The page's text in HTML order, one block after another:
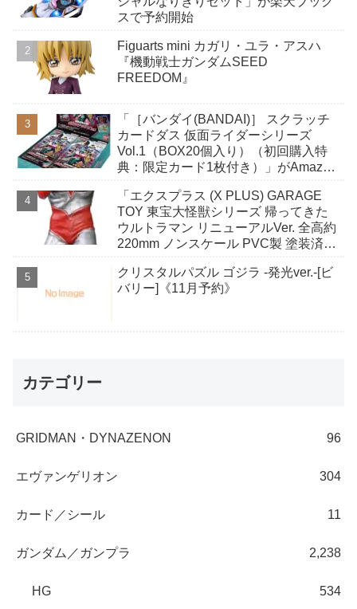
スで予約開始
Figuarts mini カガリ・ユラ・アスハ
『機動戦士ガンダムSEED
FREEDOM』
「［バンダイ(BANDAI)］ スクラッチ
カードダス 仮面ライダーシリーズ
Vol.1（BOX20個入り）（初回購入特
典：限定カード1枚付き）」がAmazon
「エクスプラス (X PLUS) GARAGE
TOY 東宝大怪獣シリーズ 帰ってきた
ウルトラマン リニューアルVer. 全高約
220mm ノンスケール PVC製 塗装済み
開始
クリスタルパズル ゴジラ -発光ver.-[ビ
バリー]《11月予約》
カテゴリー
GRIDMAN・DYNAZENON 96
エヴァンゲリオン 304
カード／シール 11
ガンダム／ガンプラ 2,238
HG 534